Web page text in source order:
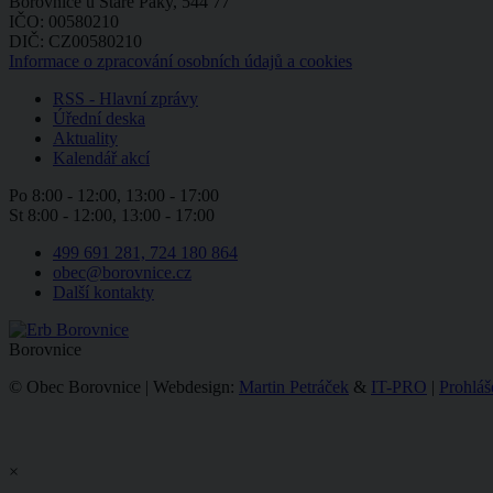
IČO: 00580210
DIČ: CZ00580210
Informace o zpracování osobních údajů a cookies
RSS - Hlavní zprávy
Úřední deska
Aktuality
Kalendář akcí
Po 8:00 - 12:00, 13:00 - 17:00
St 8:00 - 12:00, 13:00 - 17:00
499 691 281, 724 180 864
obec@borovnice.cz
Další kontakty
Borovnice
© Obec Borovnice | Webdesign: Martin Petráček & IT-PRO |
×